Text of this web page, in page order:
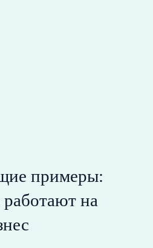
примеры:
работают на